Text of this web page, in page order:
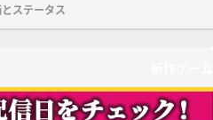
ステータス